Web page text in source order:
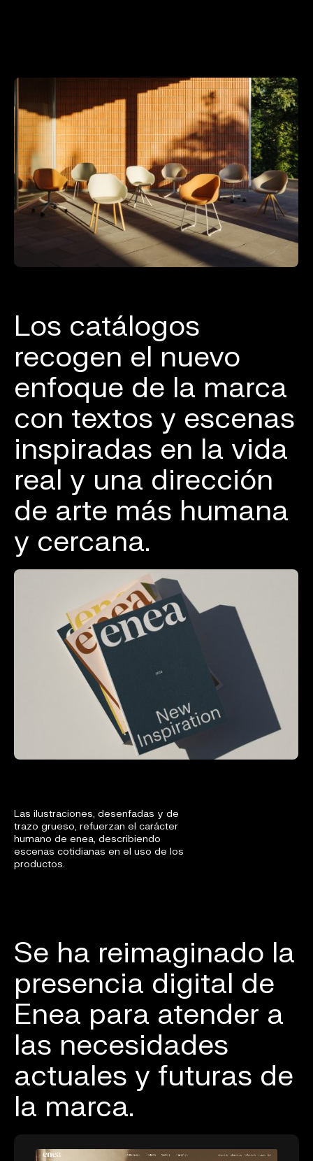
Los catálogos
recogen el nuevo
enfoque de la marca
con textos y escenas
inspiradas en la vida
real y una dirección
de arte más humana
y cercana.
Las ilustraciones, desenfadas y de
trazo grueso, refuerzan el carácter
humano de enea, describiendo
escenas cotidianas en el uso de los
productos.
Se ha reimaginado la
presencia digital de
Enea para atender a
las necesidades
actuales y futuras de
la marca.